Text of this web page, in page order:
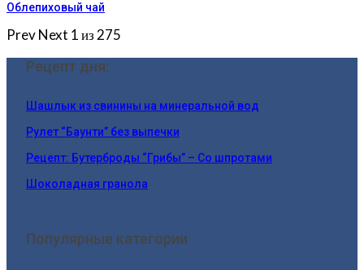
Облепиховый чай
PrevNext 1 из 275
Рецепт дня:
Шашлык из свинины на минеральной вод
Рулет “Баунти” без выпечки
Рецепт: Бутерброды “Грибы” – Со шпротами
Шоколадная гранола
Популярные категории